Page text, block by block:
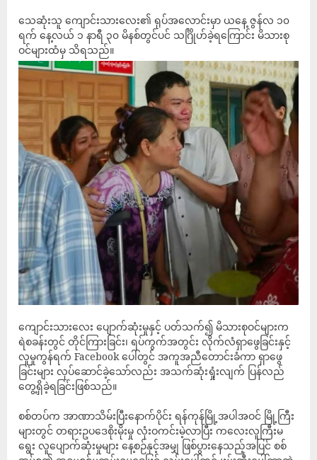
သေဆုံးသူ ကျောင်းသားလေး၏ ရုပ်အလောင်းမှာ ယနေ့ ဇွန်လ ၁၀
ရက် နေ့လယ် ၁ နာရီ ၃၀ မိနစ်တွင်ပင် သင်္ဂြိုဟ်ခဲ့ရကြောင်း မိသားစု
ဝင်များထံမှ သိရသည်။
ကျောင်းသားလေး ပျောက်ဆုံးမှုနှင့် ပတ်သက်၍ မိသားစုဝင်များက
ရဲစခန်းတွင် တိုင်ကြားခြင်း၊ ရပ်ကွက်အတွင်း လိုက်လံရှာဖွေခြင်းနှင့်
လူမှုကွန်ရက် Facebook ပေါ်တွင် အကူအညီတောင်းခံကာ ရှာဖွေ
ခြင်းများ လုပ်ဆောင်ခဲ့သော်လည်း အသက်ဆုံးရှုံးလျက် ပြန်လည်
တွေ့ရှိခဲ့ရခြင်းဖြစ်သည်။
စစ်တပ်က အာဏာသိမ်းပြီးနောက်ပိုင်း ရန်ကုန်မြို့အပါအဝင် မြို့ကြီး
များတွင် တရားဥပဒေစိုးမိုးမှု လုံးဝကင်းမဲ့လာပြီး ကလေးလူကြီးမ
ရွေး လူပျောက်ဆုံးမှုများ နေ့စဉ်နှင့်အမျှ ဖြစ်ပွားနေသည့်အပြင် စစ်